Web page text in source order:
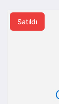
Satıldı